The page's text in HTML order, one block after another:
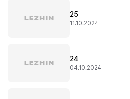
25
11.10.2024
24
04.10.2024